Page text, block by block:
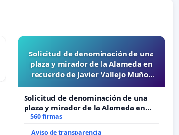
Solicitud de denominación de una
plaza y mirador de la Alameda en
recuerdo de Javier Vallejo Muñoz
Solicitud de denominación de una
plaza y mirador de la Alameda en
recuerdo de Javier Vallejo Muñoz
560 firmas
Aviso de transparencia